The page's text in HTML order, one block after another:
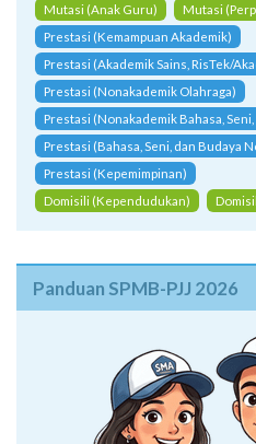
Mutasi (Anak Guru)
Mutasi
Prestasi (Kemampuan Akademik)
Prestasi (Akademik Sains, RisTek/
Prestasi (Nonakademik Olahraga)
Prestasi (Nonakademik Bahasa,
Prestasi (Bahasa, Seni, dan Budaya
Prestasi (Kepemimpinan)
Domisili (Kependudukan)
Panduan SPMB-PJJ 2026